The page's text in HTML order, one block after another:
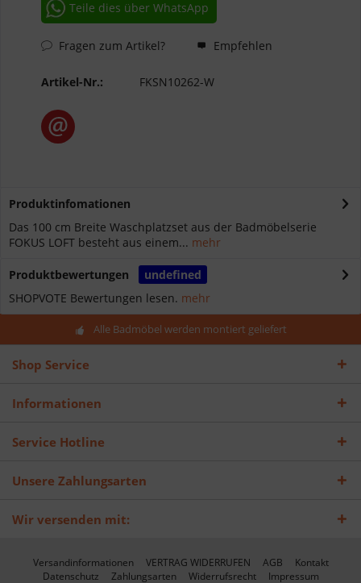
Teile dies über WhatsApp
Fragen zum Artikel? Empfehlen
Artikel-Nr.: FKSN10262-W
Produktinfomationen
Das 100 cm Breite Waschplatzset aus der Badmöbelserie
FOKUS LOFT besteht aus einem... mehr
Produktbewertungen
undefined
SHOPVOTE Bewertungen lesen. mehr
Alle Badmöbel werden montiert geliefert
Shop Service
Informationen
Service Hotline
Unsere Zahlungsarten
Wir versenden mit:
Versandinformationen VERTRAG WIDERRUFEN AGB
Kontakt
Datenschutz
Zahlungsarten Widerrufsrecht Impressum